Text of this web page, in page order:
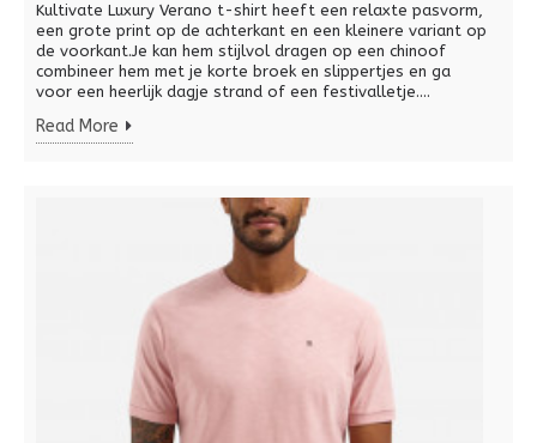
Kultivate Luxury Verano t-shirt heeft een relaxte pasvorm,
een grote print op de achterkant en een kleinere variant op
de voorkant.Je kan hem stijlvol dragen op een chinoof
combineer hem met je korte broek en slippertjes en ga
voor een heerlijk dagje strand of een festivalletje....
Read More